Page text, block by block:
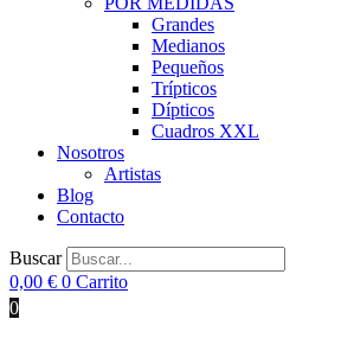
Grandes
Medianos
Pequeños
Trípticos
Dípticos
Cuadros XXL
Nosotros
Artistas
Blog
Contacto
Buscar
0,00 € 0 Carrito
0